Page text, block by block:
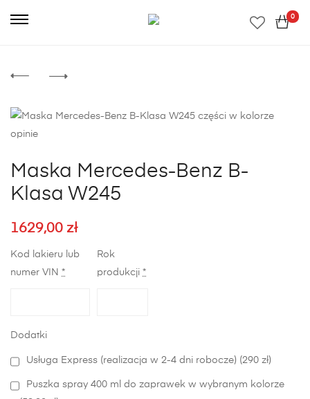
0
Maska Mercedes-Benz B-
Klasa W245
1629,00 zł
Kod lakieru lub
numer VIN *
Rok
produkcji *
Dodatki
Usługa Express (realizacja w 2-4 dni robocze) (290 zł)
Puszka spray 400 ml do zaprawek w wybranym kolorze